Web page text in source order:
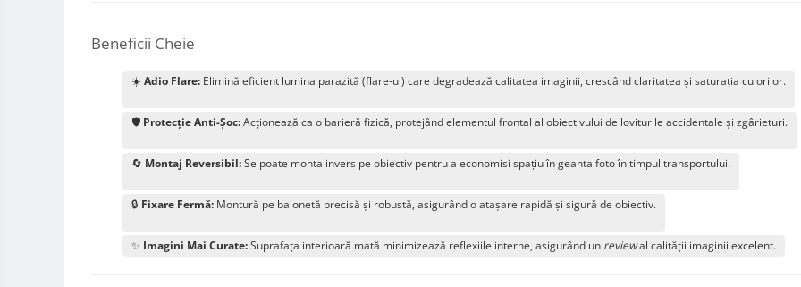
Carcase de tip Cage, pentru
integrare in sisteme video
Microfoane / Reportofoane
Beneficii Cheie
☀️ Adio Flare: Elimină eficient lumina parazită (flare-ul) care degradează calitatea imaginii, crescând claritatea și saturația culorilor.
🛡️ Protecție Anti-Șoc:Acționează ca o barieră fizică, protejând elementul frontal al obiectivului de loviturile accidentale și zgârieturi.
🔄 Montaj Reversibil:Se poate monta invers pe obiectiv pentru a economisi spațiu în geanta foto în timpul transportului.
🔒 Fixare Fermă: Montură pe baionetă precisă și robustă, asigurând o atașare rapidă și sigură de obiectiv.
✨ Imagini Mai Curate:Suprafața interioară mată minimizează reflexiile interne, asigurând un reviewal calității imaginii excelent.